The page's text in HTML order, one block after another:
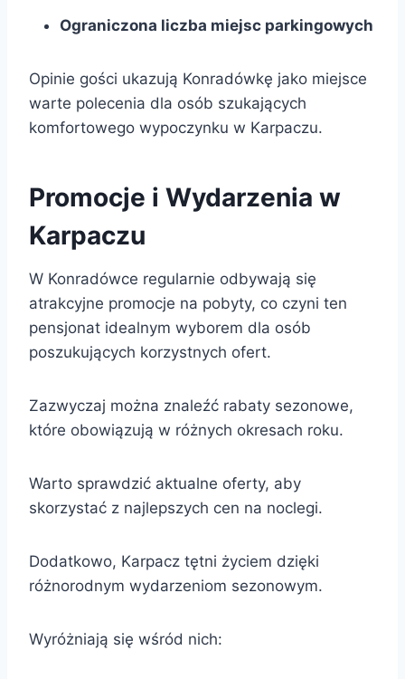
Ograniczona liczba miejsc parkingowych
Opinie gości ukazują Konradówkę jako miejsce
warte polecenia dla osób szukających
komfortowego wypoczynku w Karpaczu.
Promocje i Wydarzenia w
Karpaczu
W Konradówce regularnie odbywają się
atrakcyjne promocje na pobyty, co czyni ten
pensjonat idealnym wyborem dla osób
poszukujących korzystnych ofert.
Zazwyczaj można znaleźć rabaty sezonowe,
które obowiązują w różnych okresach roku.
Warto sprawdzić aktualne oferty, aby
skorzystać z najlepszych cen na noclegi.
Dodatkowo, Karpacz tętni życiem dzięki
różnorodnym wydarzeniom sezonowym.
Wyróżniają się wśród nich: